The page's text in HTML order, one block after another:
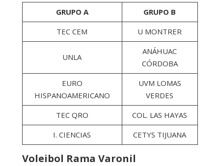
GRUPO A
GRUPO B
TEC CEM
U MONTRER
UNLA
ANÁHUAC
CÓRDOBA
EURO
HISPANOAMERICANO
UVM LOMAS
VERDES
TEC QRO
COL. LAS HAYAS
I. CIENCIAS
CETYS TIJUANA
Voleibol Rama Varonil